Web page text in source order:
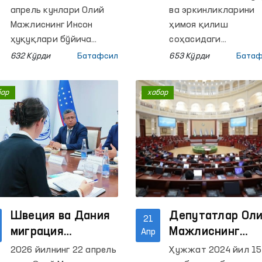
Республикасидаги
қатор ёпиқ
муассасаларга
мониторинг
амалга оширилди
апрель кунлари Олий
Мажлиснинг Инсон
ҳуқуқлари бўйича
вакили (омбудсман)
ҳузуридаги қийноқ
ҳолатларини аниқлаш
ва уларнинг олдини
олиш бўйича
жамоатчилик
гуруҳлари томонидан
Қорақалпоғистон
Республикасидаги
эркинлиги чекланган
шахслар сақланадиган
ёпиқ муассасаларга
мониторинг
632 Кўрди Батафсил
юборилган
мурожаатларда
қандай
кўтарилган?
ва эркинликларини
ҳимоя қилиш
соҳасидаги
хабардорлигини
навбатдаги
мактаби”
доирасидаги
Қорақалпоғистон
Республикасида
ташкил этилмоқда.
653 Кўрди
Швеция ва Дания
миграция
идоралари
2026 йилнинг 22 апрель
21
Апр
Депутатлар
Мажлиснинг
Инсон ҳуқуқлари
Ҳужжат 2024 йил 15
хабар